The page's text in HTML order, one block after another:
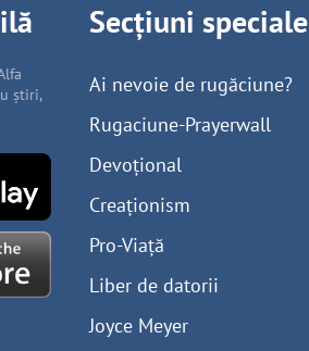
știri,
Secțiuni speciale
Ai nevoie de rugăciune?
Rugaciune-Prayerwall
Devoțional
Creaționism
Pro-Viață
Liber de datorii
Joyce Meyer